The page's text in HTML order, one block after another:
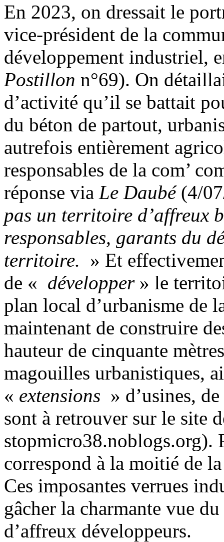
En 2023, on dressait le
vice-président de la
développement industriel,
Postillon n°69). On
d’activité qu’il se battait
du béton de partout,
autrefois entièrement
responsables de la com’
réponse via Le Daubé(4/
pas un territoire d’affreux
responsables, garants du
territoire. » Et
de « développer» le
plan local d’urbanisme de
maintenant de construire
hauteur de cinquante
magouilles urbanistiques,
« extensions » d’usines,
sont à retrouver sur le site
stopmicro38.noblogs.org).
correspond à la moitié de
Ces imposantes verrues
gâcher la charmante vue
d’affreux développeurs.